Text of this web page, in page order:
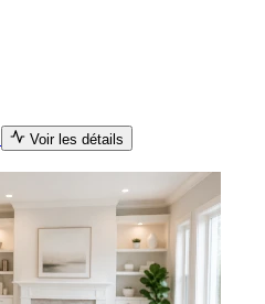
Voir les détails